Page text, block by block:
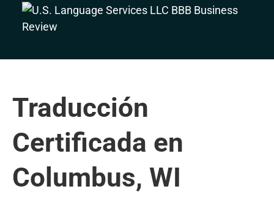
Traducción
Certificada en
Columbus, WI